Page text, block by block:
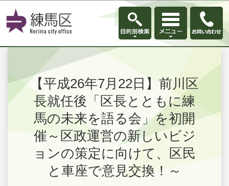
このページの本文へ移動
【平成26年7月22日】前川区
長就任後「区長とともに練
馬の未来を語る会」を初開
催～区政運営の新しいビジ
ョンの策定に向けて、区民
と車座で意見交換！～